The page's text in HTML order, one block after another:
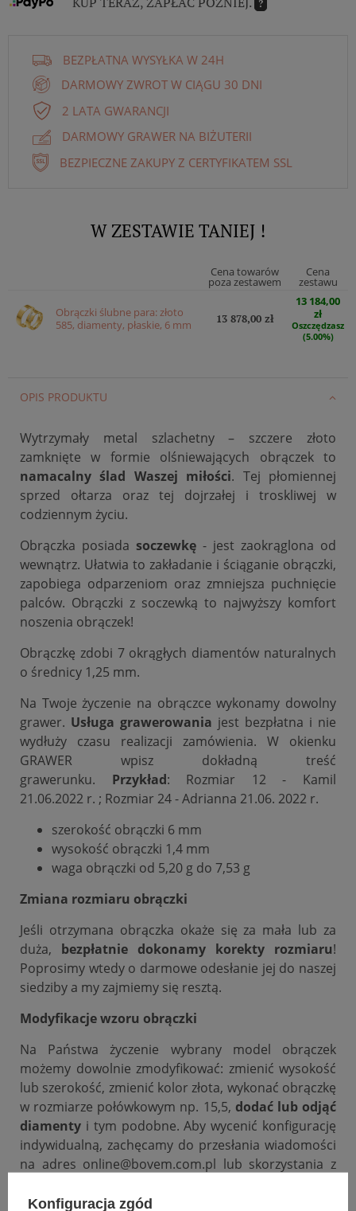
BEZPŁATNA WYSYŁKA W 24H
DARMOWY ZWROT W CIĄGU 30 DNI
2 LATA GWARANCJI
DARMOWY GRAWER NA BIŻUTERII
BEZPIECZNE ZAKUPY Z CERTYFIKATEM SSL
W ZESTAWIE TANIEJ !
Cena towarów
poza zestawem
Cena
zestawu
Obrączki ślubne para: złoto
585, diamenty, płaskie, 6 mm
13 878,00 zł
13 184,00
zł
Oszczędzasz
(5.00%)
OPIS PRODUKTU
Wytrzymały metal szlachetny – szczere złoto
zamknięte w formie olśniewających obrączek to
namacalny ślad Waszej miłości. Tej płomiennej
sprzed ołtarza oraz tej dojrzałej i troskliwej w
codziennym życiu.
Obrączka posiada soczewkę - jest zaokrąglona od
wewnątrz. Ułatwia to zakładanie i ściąganie obrączki,
zapobiega odparzeniom oraz zmniejsza puchnięcie
palców. Obrączki z soczewką to najwyższy komfort
noszenia obrączek!
Obrączkę zdobi 7 okrągłych diamentów naturalnych
o średnicy 1,25 mm.
Na Twoje życzenie na obrączce wykonamy dowolny
grawer. Usługa grawerowania jest bezpłatna i nie
wydłuży czasu realizacji zamówienia. W okienku
GRAWER wpisz dokładną treść
grawerunku.
Przykład: Rozmiar 12 - Kamil
21.06.2022 r. ; Rozmiar 24 - Adrianna 21.06. 2022 r.
szerokość obrączki 6 mm
wysokość obrączki 1,4 mm
waga obrączki od 5,20 g do 7,53 g
Zmiana rozmiaru obrączki
Jeśli otrzymana obrączka okaże się za mała lub za
duża, bezpłatnie dokonamy korekty rozmiaru!
Poprosimy wtedy o darmowe odesłanie jej do naszej
siedziby a my zajmiemy się resztą.
Modyfikacje wzoru obrączki
Na Państwa życzenie wybrany model obrączek
możemy dowolnie zmodyfikować: zmienić wysokość
lub szerokość, zmienić kolor złota, wykonać obrączkę
w rozmiarze połówkowym np. 15,5, dodać lub odjąć
diamenty i tym podobne. Aby wycenić konfigurację
indywidualną, zachęcamy do przesłania wiadomości
na adres online@bovem.com.pl lub skorzystania z
Konfiguracja zgód